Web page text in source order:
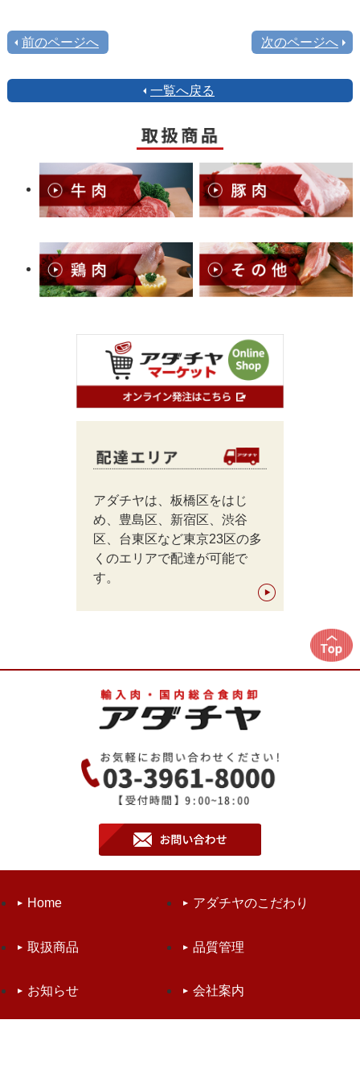
前のページへ 次のページへ
一覧へ戻る
アダチヤは、板橋区をはじ
め、豊島区、新宿区、渋谷
区、台東区など東京23区の多
くのエリアで配達が可能で
す。
Home アダチヤのこだわり
取扱商品 品質管理
お知らせ 会社案内